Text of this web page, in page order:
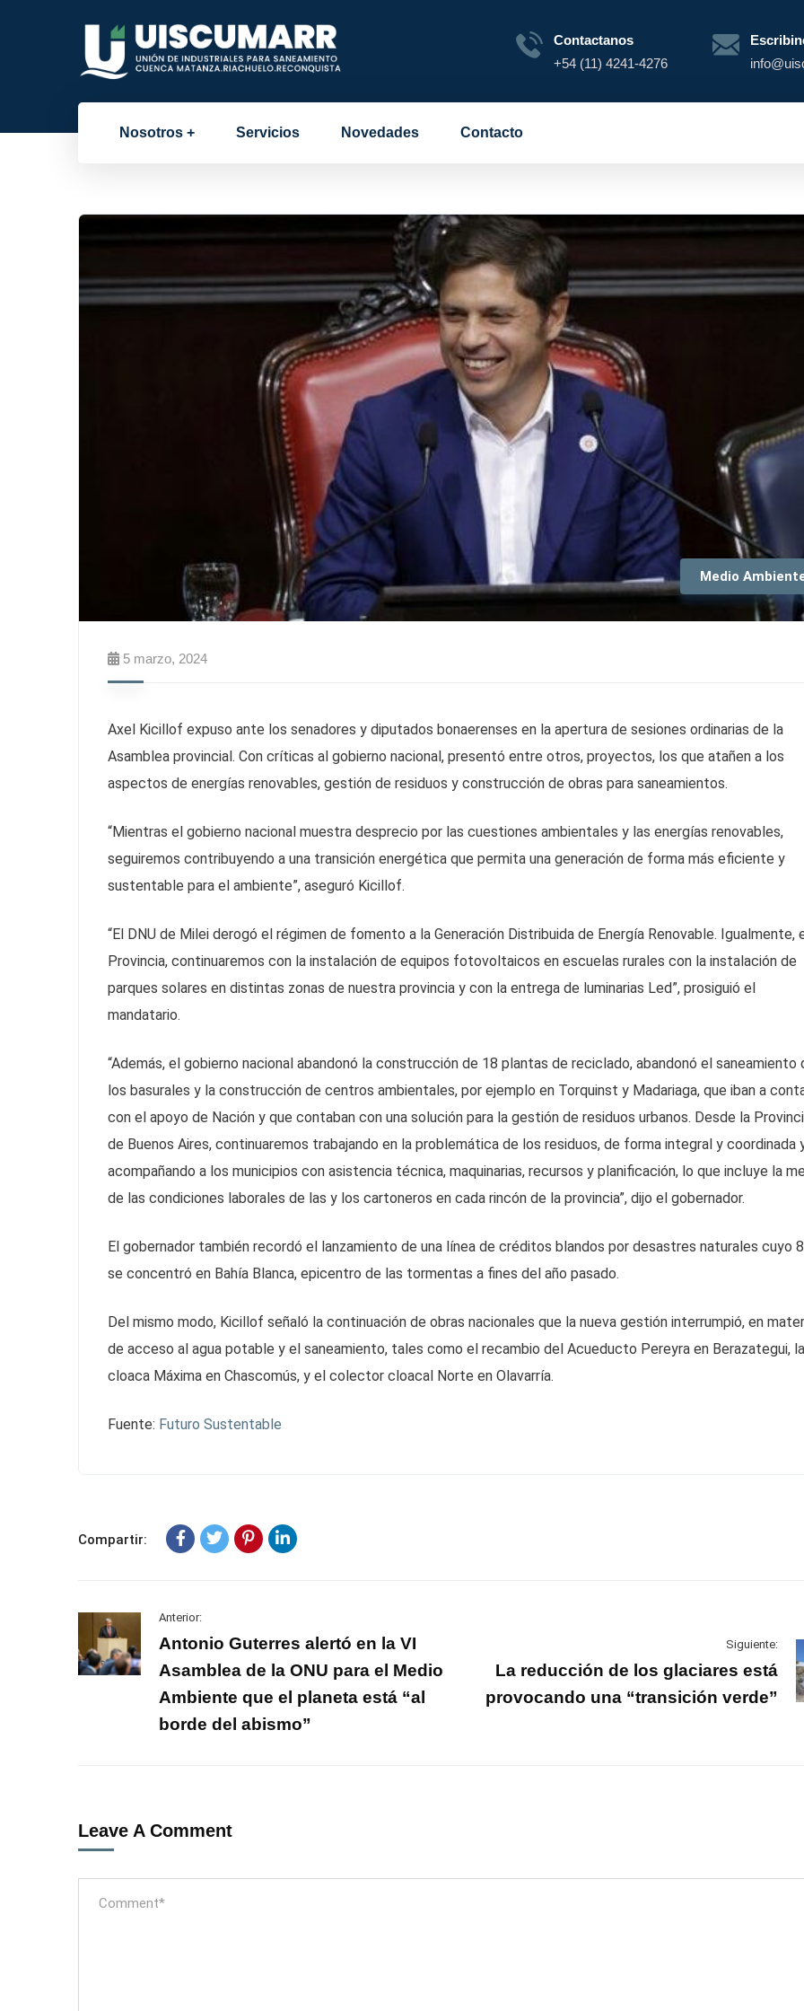
Contactanos
+54 (11) 4241-4276
Nosotros Servicios Novedades Contacto
Medio
5 marzo, 2024
Axel Kicillof expuso ante los senadores y diputados bonaerenses en la apertura de sesiones ordinarias de la
Asamblea provincial. Con críticas al gobierno nacional, presentó entre otros, proyectos, los que atañen a los
aspectos de energías renovables, gestión de residuos y construcción de obras para saneamientos.
“Mientras el gobierno nacional muestra desprecio por las cuestiones ambientales y las energías renovables,
seguiremos contribuyendo a una transición energética que permita una generación de forma más eficiente y
sustentable para el ambiente”, aseguró Kicillof.
“El DNU de Milei derogó el régimen de fomento a la Generación Distribuida de Energía Renovable. Igualmente,
Provincia, continuaremos con la instalación de equipos fotovoltaicos en escuelas rurales con la instalación de
parques solares en distintas zonas de nuestra provincia y con la entrega de luminarias Led”, prosiguió el
mandatario.
“Además, el gobierno nacional abandonó la construcción de 18 plantas de reciclado, abandonó el saneamiento
los basurales y la construcción de centros ambientales, por ejemplo en Torquinst y Madariaga, que iban a
con el apoyo de Nación y que contaban con una solución para la gestión de residuos urbanos. Desde la
de Buenos Aires, continuaremos trabajando en la problemática de los residuos, de forma integral y coordinada
acompañando a los municipios con asistencia técnica, maquinarias, recursos y planificación, lo que incluye la
de las condiciones laborales de las y los cartoneros en cada rincón de la provincia”, dijo el gobernador.
El gobernador también recordó el lanzamiento de una línea de créditos blandos por desastres naturales cuyo
se concentró en Bahía Blanca, epicentro de las tormentas a fines del año pasado.
Del mismo modo, Kicillof señaló la continuación de obras nacionales que la nueva gestión interrumpió, en
de acceso al agua potable y el saneamiento, tales como el recambio del Acueducto Pereyra en Berazategui, la
cloaca Máxima en Chascomús, y el colector cloacal Norte en Olavarría.
Fuente: Futuro Sustentable
Compartir:
Anterior:
Antonio Guterres alertó en la VI
Asamblea de la ONU para el Medio
Ambiente que el planeta está “al
borde del abismo”
Siguiente:
La reducción de los glaciares está
provocando una “transición verde”
Leave A Comment